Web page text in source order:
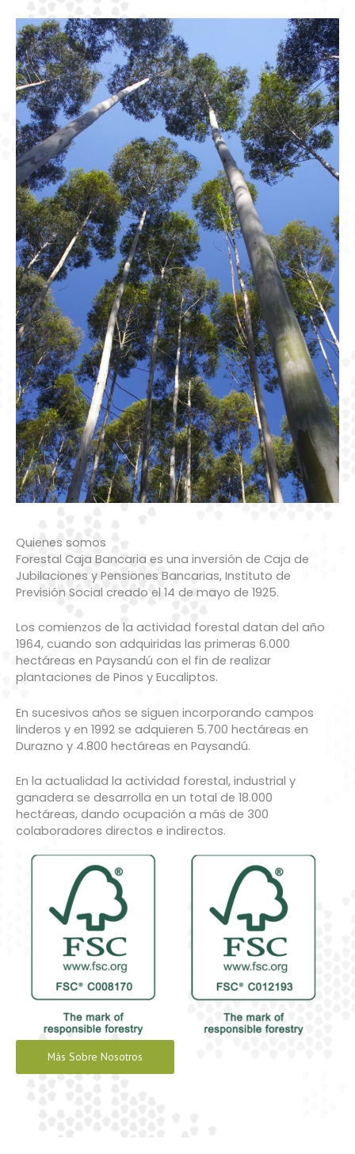
Quienes somos
Forestal Caja Bancaria es una inversión de Caja de
Jubilaciones y Pensiones Bancarias, Instituto de
Previsión Social creado el 14 de mayo de 1925.
Los comienzos de la actividad forestal datan del año
1964, cuando son adquiridas las primeras 6.000
hectáreas en Paysandú con el fin de realizar
plantaciones de Pinos y Eucaliptos.
En sucesivos años se siguen incorporando campos
linderos y en 1992 se adquieren 5.700 hectáreas en
Durazno y 4.800 hectáreas en Paysandú.
En la actualidad la actividad forestal, industrial y
ganadera se desarrolla en un total de 18.000
hectáreas, dando ocupación a más de 300
colaboradores directos e indirectos.
Más Sobre Nosotros